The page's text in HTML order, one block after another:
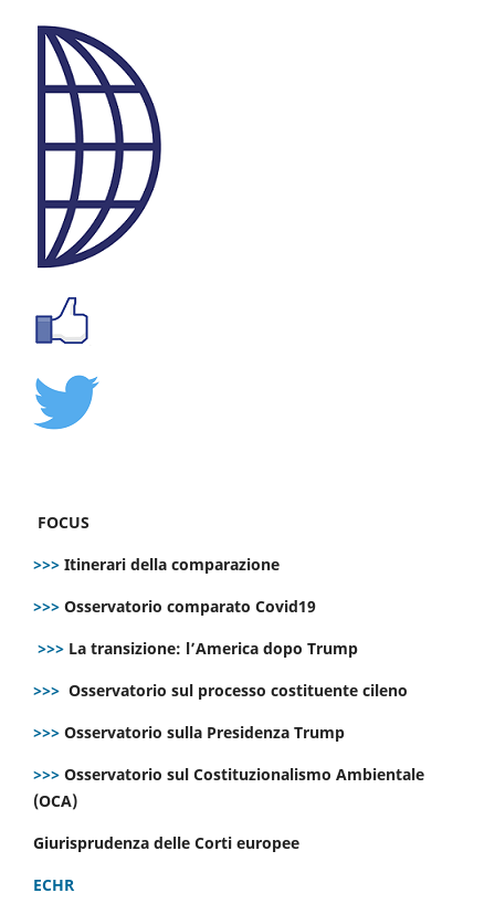
FOCUS
>>> Itinerari della comparazione
>>> Osservatorio comparato Covid19
>>> La transizione: l’America dopo Trump
>>> Osservatorio sul processo costituente cileno
>>> Osservatorio sulla Presidenza Trump
>>> Osservatorio sul Costituzionalismo Ambientale
(OCA)
Giurisprudenza delle Corti europee
ECHR